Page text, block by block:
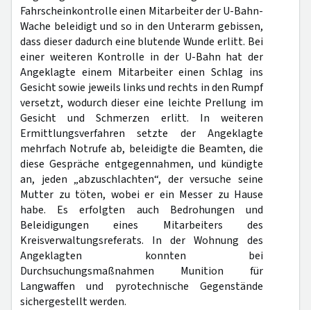
Fahrscheinkontrolle einen Mitarbeiter der U-Bahn-
Wache beleidigt und so in den Unterarm gebissen,
dass dieser dadurch eine blutende Wunde erlitt. Bei
einer weiteren Kontrolle in der U-Bahn hat der
Angeklagte einem Mitarbeiter einen Schlag ins
Gesicht sowie jeweils links und rechts in den Rumpf
versetzt, wodurch dieser eine leichte Prellung im
Gesicht und Schmerzen erlitt. In weiteren
Ermittlungsverfahren setzte der Angeklagte
mehrfach Notrufe ab, beleidigte die Beamten, die
diese Gespräche entgegennahmen, und kündigte
an, jeden „abzuschlachten“, der versuche seine
Mutter zu töten, wobei er ein Messer zu Hause
habe. Es erfolgten auch Bedrohungen und
Beleidigungen eines Mitarbeiters des
Kreisverwaltungsreferats. In der Wohnung des
Angeklagten konnten bei
Durchsuchungsmaßnahmen Munition für
Langwaffen und pyrotechnische Gegenstände
sichergestellt werden.